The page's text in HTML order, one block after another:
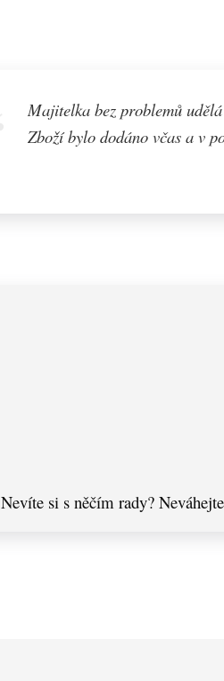
Majitelka bez problemů
Zboží bylo dodáno včas a v
Nevíte si s něčím rady?